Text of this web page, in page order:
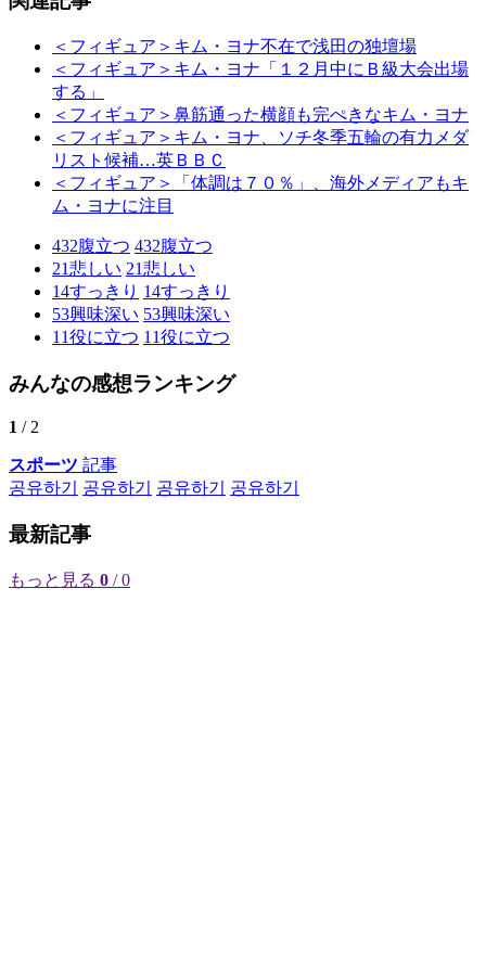
＜フィギュア＞キム・ヨナ不在で浅田の独壇場
＜フィギュア＞キム・ヨナ「１２月中にＢ級大会出場
する」
＜フィギュア＞鼻筋通った横顔も完ぺきなキム・ヨナ
＜フィギュア＞キム・ヨナ、ソチ冬季五輪の有力メダ
リスト候補…英ＢＢＣ
＜フィギュア＞「体調は７０％」、海外メディアもキ
ム・ヨナに注目
432腹立つ 432腹立つ
21悲しい 21悲しい
14すっきり 14すっきり
53興味深い 53興味深い
11役に立つ 11役に立つ
みんなの感想ランキング
1 / 2
スポーツ 記事
공유하기
공유하기 공유하기 공유하기
最新記事
もっと見る 0 / 0